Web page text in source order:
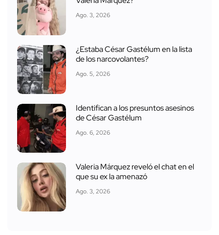
Ago. 3, 2026
¿Estaba César Gastélum en la lista
de los narcovolantes?
Ago. 5, 2026
Identifican a los presuntos asesinos
de César Gastélum
Ago. 6, 2026
Valeria Márquez reveló el chat en el
que su ex la amenazó
Ago. 3, 2026